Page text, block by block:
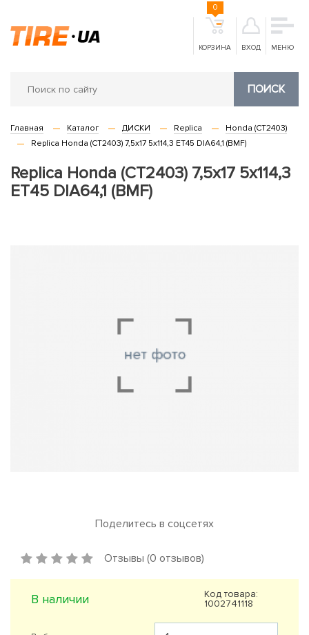
КОРЗИНА
0
ВХОД МЕНЮ
ПОИСК
Главная Каталог ДИСКИ Replica
Honda (CT2403)
Replica Honda (CT2403) 7,5x17 5x114,3 ET45 DIA64,1 (BMF)
Replica Honda (CT2403) 7,5x17 5x114,3
ET45 DIA64,1 (BMF)
Поделитесь в соцсетях
Отзывы (0 отзывов)
В наличии
Код товара:
1002741118